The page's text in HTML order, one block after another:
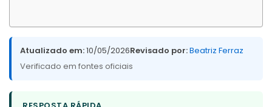
Atualizado em:10/05/2026Revisado por:Beatriz Ferraz
Verificado em fontes oficiais